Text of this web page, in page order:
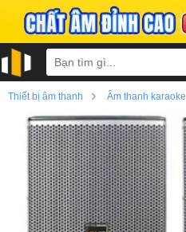
Thiết bị âm thanh › Âm thanh karaoke